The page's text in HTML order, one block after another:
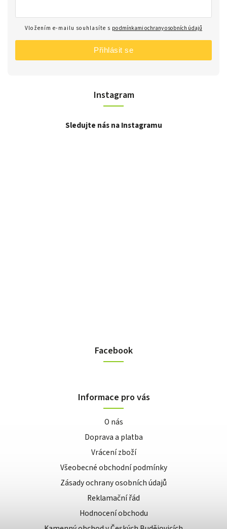
Instagram
Sledujte nás na Instagramu
Vložením e-mailu souhlasíte s podmínkami ochrany osobních údajů
Přihlásit se
Facebook
Informace pro vás
O nás
Doprava a platba
Vrácení zboží
Všeobecné obchodní podmínky
Zásady ochrany osobních údajů
Reklamační řád
Hodnocení obchodu